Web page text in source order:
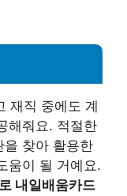
재직 중에도 계
해줘요. 적절한
을 찾아 활용한
움이 될 거예요.
내일배움카드